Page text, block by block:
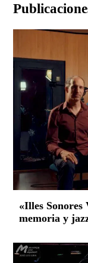
«Illes Sonores
memoria y